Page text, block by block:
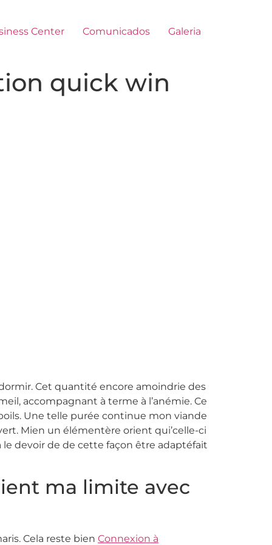
Center Comunicados Galeria
quick win
Cet quantité encore amoindrie des
accompagnant à terme à l’anémie. Ce
Une telle purée continue mon viande
Mien un élémentère orient qui’celle-ci
devoir de de cette façon être adaptéfait
ma limite avec
Cela reste bien Connexion à